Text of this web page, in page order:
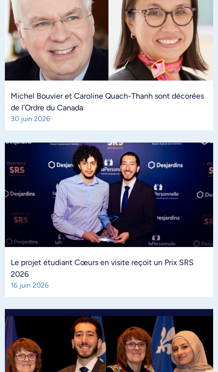
Michel Bouvier et Caroline Quach-Thanh sont décorées
de l’Ordre du Canada
30 juin 2026
Le projet étudiant Cœurs en visite reçoit un Prix SRS
2026
16 juin 2026